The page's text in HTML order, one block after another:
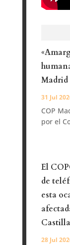
Madrid
31 Jul
COP
por el
El
de
esta
28 Jul